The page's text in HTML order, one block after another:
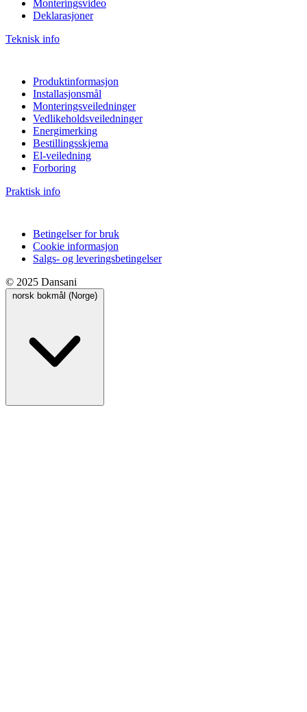
Monteringsvideo
Deklarasjoner
Teknisk info
Produktinformasjon
Installasjonsmål
Monteringsveiledninger
Vedlikeholdsveiledninger
Energimerking
Bestillingsskjema
El-veiledning
Forboring
Praktisk info
Betingelser for bruk
Cookie informasjon
Salgs- og leveringsbetingelser
© 2025 Dansani
norsk bokmål (Norge)